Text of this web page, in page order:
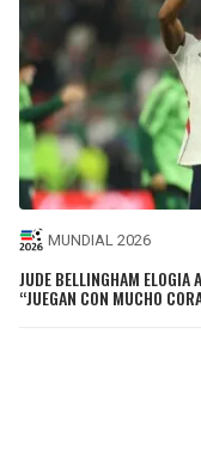
MUNDIAL 2026
JUDE BELLINGHAM ELOGIA
“JUEGAN CON MUCHO